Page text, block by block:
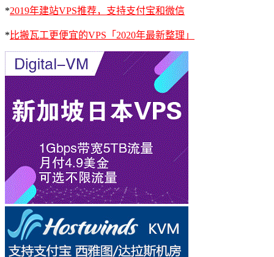
*2019年建站VPS推荐，支持支付宝和微信
* 比搬瓦工更便宜的VPS「2020年最新整理」